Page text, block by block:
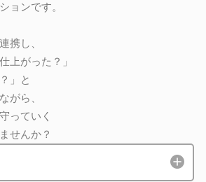
ョンです。
携し、
上がった？」
」と
がら、
っていく
せんか？